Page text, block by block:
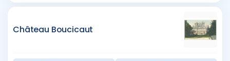
Château Boucicaut